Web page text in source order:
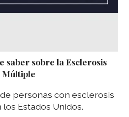
saber sobre la Esclerosis
Múltiple
personas con esclerosis
Estados Unidos.